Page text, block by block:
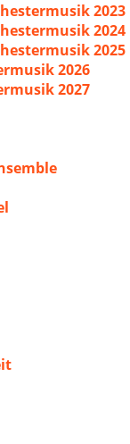
2023
2024
2025
2026
2027